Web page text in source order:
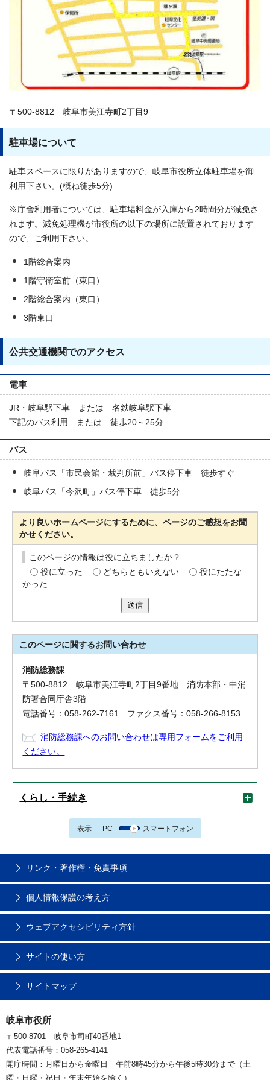
〒500-8812 岐阜市美江寺町2丁目9
駐車場について
駐車スペースに限りがありますので、岐阜市役所立体駐車場を御
利用下さい。(概ね徒歩5分)
※庁舎利用者については、駐車場料金が入庫から2時間分が減免さ
れます。減免処理機が市役所の以下の場所に設置されております
ので、ご利用下さい。
1階総合案内
1階守衛室前（東口）
2階総合案内（東口）
3階東口
公共交通機関でのアクセス
電車
JR・岐阜駅下車 または 名鉄岐阜駅下車
下記のバス利用 または 徒歩20～25分
バス
岐阜バス「市民会館・裁判所前」バス停下車 徒歩すぐ
岐阜バス「今沢町」バス停下車 徒歩5分
より良いホームページにするために、ページのご感想をお聞
かせください。
このページの情報は役に立ちましたか？
役に立った
どちらともいえない
役にたたな
かった
送信
このページに関するお問い合わせ
消防総務課
〒500-8812 岐阜市美江寺町2丁目9番地 消防本部・中消
防署合同庁舎3階
電話番号：058-262-7161 ファクス番号：058-266-8153
消防総務課へのお問い合わせは専用フォームをご利用
ください。
くらし・手続き
表示 PC スマートフォン
リンク・著作権・免責事項
個人情報保護の考え方
ウェブアクセシビリティ方針
サイトの使い方
サイトマップ
岐阜市役所
〒500-8701 岐阜市司町40番地1
代表電話番号：058-265-4141
開庁時間：月曜日から金曜日 午前8時45分から午後5時30分まで（土
曜・日曜・祝日・年末年始を除く）